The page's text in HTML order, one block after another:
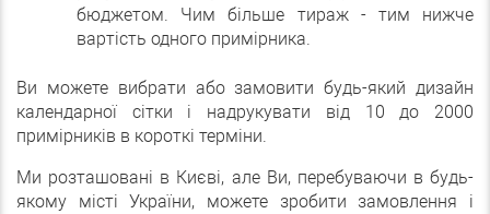
бюджетом. Чим більше тираж - тим нижче
вартість одного примірника.
Ви можете вибрати або замовити будь-який дизайн
календарної сітки і надрукувати від 10 до 2000
примірників в короткі терміни.
Ми розташовані в Києві, але Ви, перебуваючи в будь-
якому місті України, можете зробити замовлення і